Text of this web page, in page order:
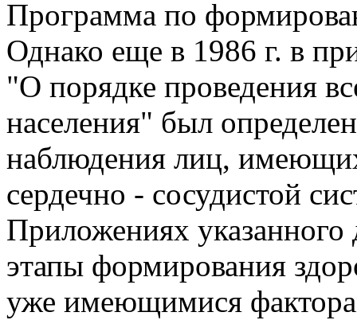
Программа по
Однако еще в 1986 г. в
"О порядке проведения
населения" был
наблюдения лиц,
сердечно - сосудистой
Приложениях
этапы формирования
уже имеющимися